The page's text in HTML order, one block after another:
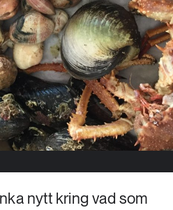
nytt kring vad som